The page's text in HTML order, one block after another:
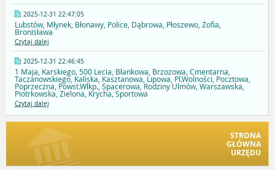
2025-12-31 22:47:05
Lubstów, Młynek, Błonawy, Police, Dąbrowa, Płoszewo, Zofia,
Bronisława
Czytaj dalej
2025-12-31 22:46:45
1 Maja, Karskiego, 500 Lecia, Błankowa, Brzozowa, Cmentarna,
Taczanowskiego, Kaliska, Kasztanowa, Lipowa, Pl.Wolności, Pocztowa,
Poprzeczna, Powst.Wlkp., Spacerowa, Rodziny Ulmów, Warszawska,
Piotrkowska, Zielona, Krycha, Sportowa
Czytaj dalej
STRONA
GŁÓWNA
URZĘDU